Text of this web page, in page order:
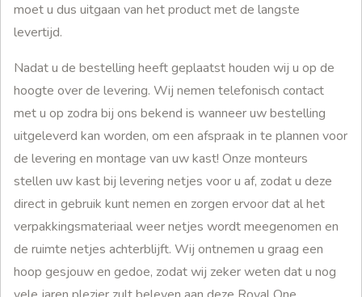
moet u dus uitgaan van het product met de langste
levertijd.
Nadat u de bestelling heeft geplaatst houden wij u op de
hoogte over de levering. Wij nemen telefonisch contact
met u op zodra bij ons bekend is wanneer uw bestelling
uitgeleverd kan worden, om een afspraak in te plannen voor
de levering en montage van uw kast! Onze monteurs
stellen uw kast bij levering netjes voor u af, zodat u deze
direct in gebruik kunt nemen en zorgen ervoor dat al het
verpakkingsmateriaal weer netjes wordt meegenomen en
de ruimte netjes achterblijft. Wij ontnemen u graag een
hoop gesjouw en gedoe, zodat wij zeker weten dat u nog